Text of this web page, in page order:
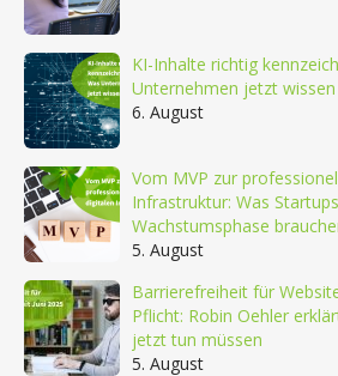
KI-Inhalte richtig
Unternehmen jetzt
6. August
Vom MVP zur
Infrastruktur: Was
Wachstumsphase
5. August
Barrierefreiheit für
Pflicht: Robin Oehler
jetzt tun müssen
5. August